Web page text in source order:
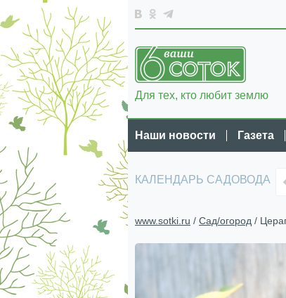
Для тех, кто любит землю
Наши новости Газета
КАЛЕНДАРЬ САДОВОДА
www.sotki.ru / Сад/огород /